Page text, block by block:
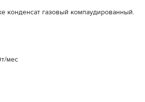
конденсат газовый компаудированный.
мес